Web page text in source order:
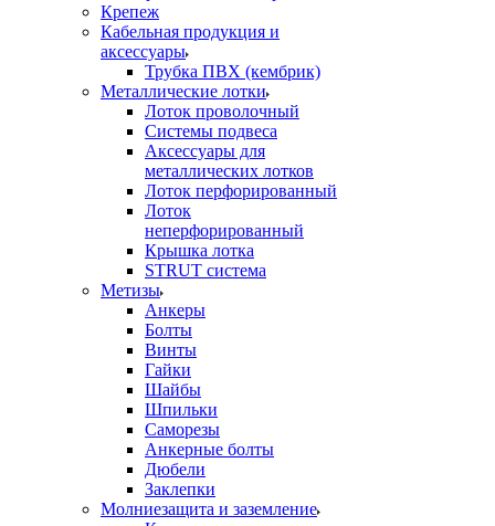
Крепеж
Кабельная продукция и
аксессуары
Трубка ПВХ (кембрик)
Металлические лотки
Лоток проволочный
Системы подвеса
Аксессуары для
металлических лотков
Лоток перфорированный
Лоток
неперфорированный
Крышка лотка
STRUT система
Метизы
Анкеры
Болты
Винты
Гайки
Шайбы
Шпильки
Саморезы
Анкерные болты
Дюбели
Заклепки
Молниезащита и заземление